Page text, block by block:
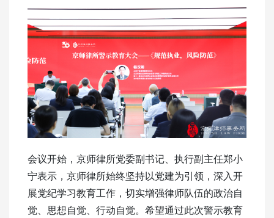
会议开始，京师律所党委副书记、执行副主任郑小
宁表示，京师律所始终坚持以党建为引领，深入开
展党纪学习教育工作，切实增强律师队伍的政治自
觉、思想自觉、行动自觉。希望通过此次警示教育